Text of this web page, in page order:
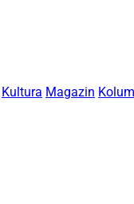
Kultura Magazin